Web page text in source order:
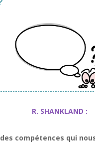
R. SHANKLAND :
compétences qui